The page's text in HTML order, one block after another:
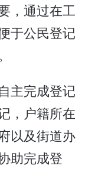
，通过在工
于公民登记
主完成登记
，户籍所在
以及街道办
助完成登